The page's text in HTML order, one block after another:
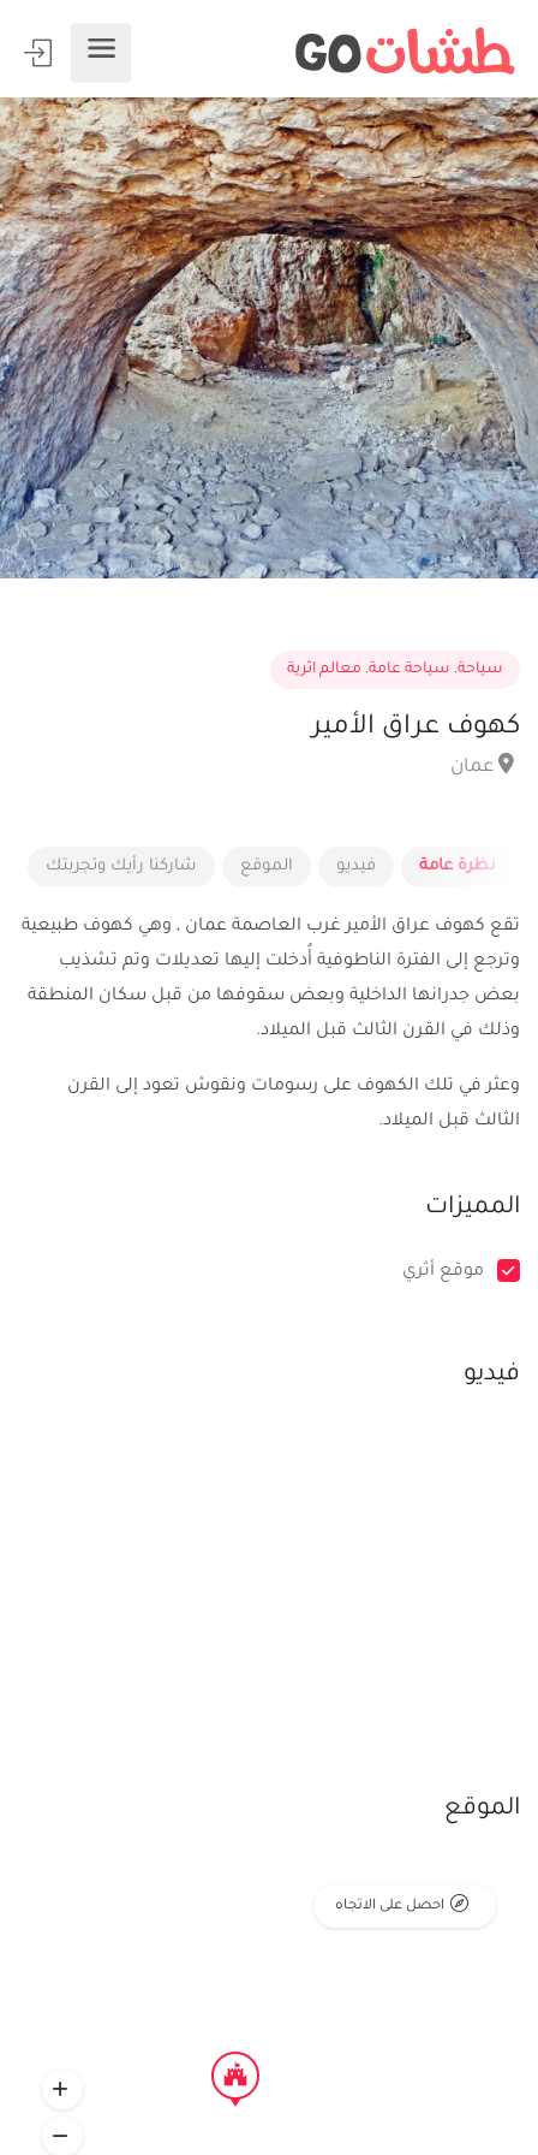
سياحة, سياحة عامة, معالم اثرية
كهوف عراق الأمير
عمان
نظرة عامة فيديو الموقع شاركنا رأيك وتجربتك
تقع كهوف عراق الأمير غرب العاصمة عمان , وهي كهوف طبيعية
وترجع إلى الفترة الناطوفية أُدخلت إليها تعديلات وتم تشذيب
بعض جدرانها الداخلية وبعض سقوفها من قبل سكان المنطقة
وذلك في القرن الثالث قبل الميلاد.
وعثر في تلك الكهوف على رسومات ونقوش تعود إلى القرن
الثالث قبل الميلاد.
المميزات
موقع أثري
فيديو
الموقع
احصل على الاتجاه